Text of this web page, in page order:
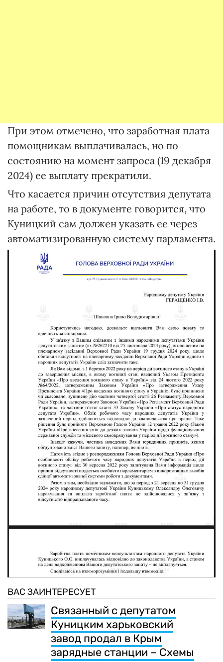
При этом отмечено, что заработная плата
помощникам выплачивалась, но по
состоянию на момент запроса (19 декабря
2024) ее выплату прекратили.
Что касается причин отсутствия депутата
на работе, то в документе говорится, что
Куницкий сам должен указать ее через
автоматизированную систему парламента.
ВАС ЗАИНТЕРЕСУЕТ
Связанный с депутатом
Куницким харьковский
завод продал в Крым
зарядные станции – Схемы